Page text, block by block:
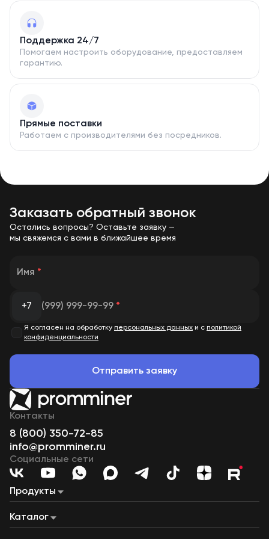
скидок в зависимости от объёмов закупки.
Поддержка 24/7
Помогаем настроить оборудование, предоставляем
гарантию.
Прямые поставки
Работаем с производителями без посредников.
Заказать обратный звонок
Остались вопросы? Оставьте заявку —
мы свяжемся с вами в ближайшее время
Имя *
+7 (999) 999-99-99 *
Я согласен на обработку персональных данных и с политикой
конфиденциальности
Отправить заявку
Контакты
8 (800) 350-72-85
info@promminer.ru
Социальные сети
Продукты
Наши дата-центры
Майнинг-пул
Купля-продажа ЦВ
Лизинг
Каталог